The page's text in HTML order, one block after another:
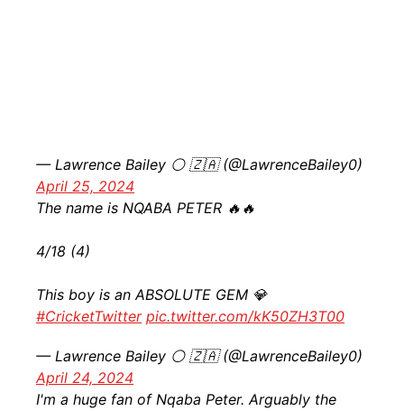
— Lawrence Bailey ⚪ 🇿🇦 (@LawrenceBailey0)
April 25, 2024
The name is NQABA PETER 🔥🔥
4/18 (4)
This boy is an ABSOLUTE GEM 💎
#CricketTwitter pic.twitter.com/kK50ZH3T00
— Lawrence Bailey ⚪ 🇿🇦 (@LawrenceBailey0)
April 24, 2024
I'm a huge fan of Nqaba Peter. Arguably the